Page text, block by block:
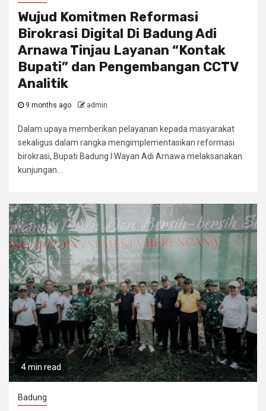
Wujud Komitmen Reformasi
Birokrasi Digital Di Badung Adi
Arnawa Tinjau Layanan “Kontak
Bupati” dan Pengembangan CCTV
Analitik
9 months ago admin
Dalam upaya memberikan pelayanan kepada masyarakat
sekaligus dalam rangka mengimplementasikan reformasi
birokrasi, Bupati Badung I Wayan Adi Arnawa melaksanakan
kunjungan...
4 min read
Badung